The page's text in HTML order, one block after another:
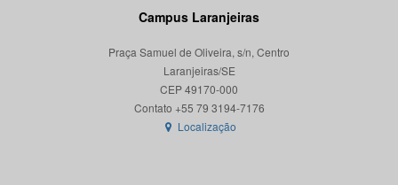
Campus Laranjeiras
Praça Samuel de Oliveira, s/n, Centro
Laranjeiras/SE
CEP 49170-000
Localização